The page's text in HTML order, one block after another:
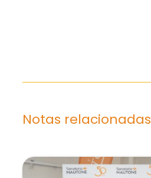
Notas relacionadas